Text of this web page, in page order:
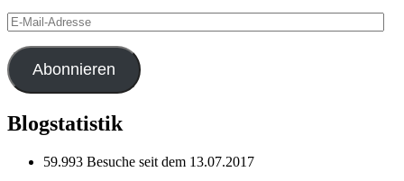
E-
Mail-
Adresse
Abonnieren
Blogstatistik
59.993 Besuche seit dem 13.07.2017